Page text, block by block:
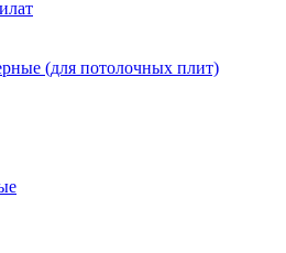
(для потолочных плит)